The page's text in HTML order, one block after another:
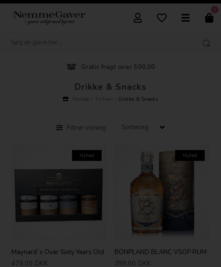
0
Gratis fragt over 500,00
Drikke & Snacks
Forside » Til ham » Drikke & Snacks
Filtrer visning
Nyhed
Maynard´s Over Sixty Years Old
479,00 DKK
Nyhed
BONPLAND BLANC VSOP RUM
399,00 DKK